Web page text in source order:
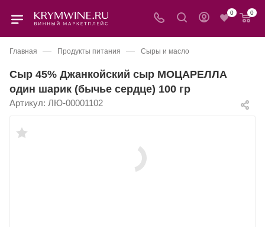
0 0
Главная — Продукты питания — Сыры и масло
Сыр 45% Джанкойский сыр МОЦАРЕЛЛА
один шарик (бычье сердце) 100 гр
Артикул: ЛЮ-00001102